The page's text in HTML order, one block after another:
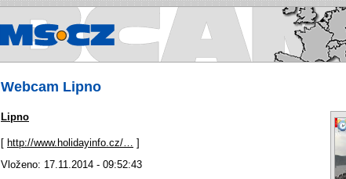
Webcams.cz - Webcams in
Webcam Lipno
Lipno
[ http://www.holidayinfo.cz/…
]
Vloženo: 17.11.2014 - 09:52:43